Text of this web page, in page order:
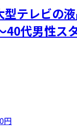
型テレビの
代男性ス
円